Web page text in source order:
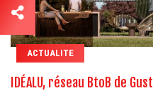
ACTUALITE
IDÉALU, réseau BtoB de